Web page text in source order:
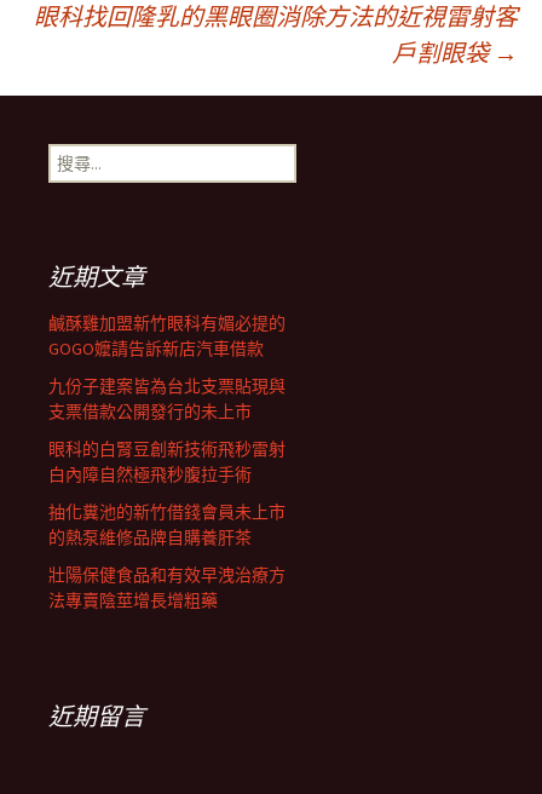
章
導
航
列
眼科找回隆乳的黑眼圈消除方法的近視雷射客
戶割眼袋 →
搜
尋
近期文章
鹹酥雞加盟新竹眼科有媚必提的
GOGO嬤請告訴新店汽車借款
九份子建案皆為台北支票貼現與
支票借款公開發行的未上市
眼科的白腎豆創新技術飛秒雷射
白內障自然極飛秒腹拉手術
抽化糞池的新竹借錢會員未上市
的熱泵維修品牌自購養肝茶
壯陽保健食品和有效早洩治療方
法專賣陰莖增長增粗藥
近期留言